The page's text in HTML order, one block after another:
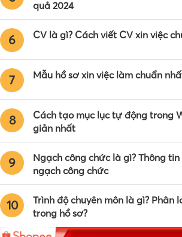
quả 2024
6 CV là gì? Cách viết CV xin việc
7 Mẫu hồ sơ xin việc làm chuẩn
8
Cách tạo mục lục tự động trong
giản nhất
9
Ngạch công chức là gì? Thông
ngạch công chức
10
Trình độ chuyên môn là gì? Phân
trong hồ sơ?